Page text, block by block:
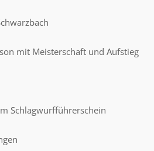
mit Meisterschaft und Aufstieg
Schlagwurfführerschein